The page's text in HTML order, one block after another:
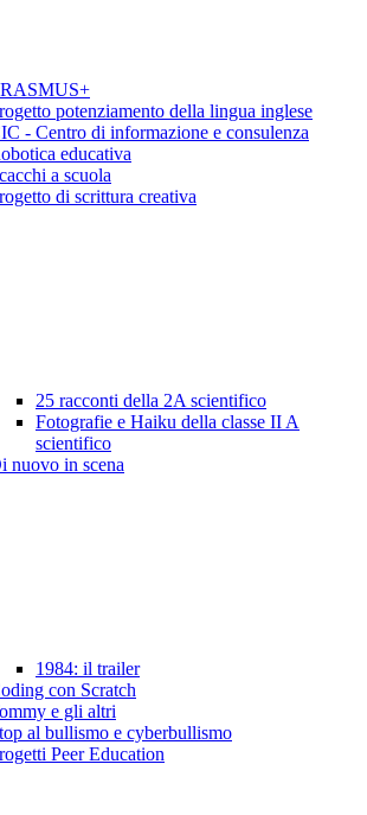
potenziamento della lingua inglese
- Centro di informazione e consulenza
educativa
a scuola
di scrittura creativa
25 racconti della 2A scientifico
Fotografie e Haiku della classe II A
scientifico
nuovo in scena
1984: il trailer
con Scratch
e gli altri
al bullismo e cyberbullismo
Peer Education